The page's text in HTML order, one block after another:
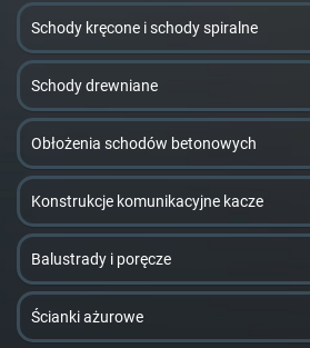
Schody kręcone i schody spiralne
Schody drewniane
Obłożenia schodów betonowych
Konstrukcje komunikacyjne kacze
Balustrady i poręcze
Ścianki ażurowe